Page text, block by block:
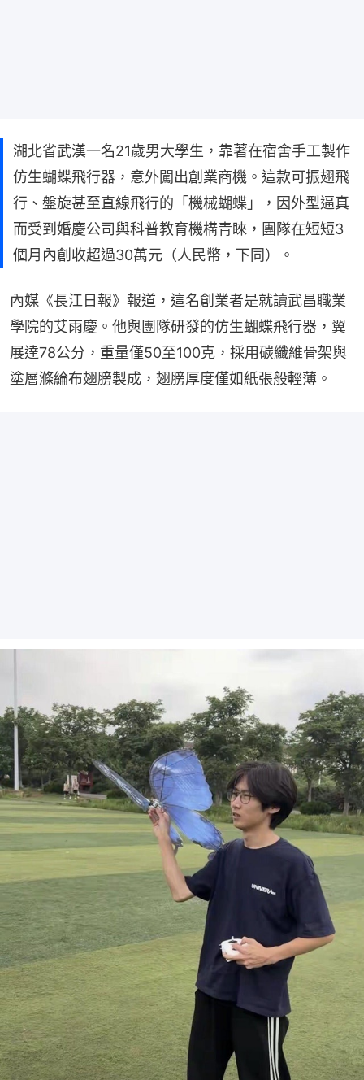
湖北省武漢一名21歲男大學生，靠著在宿舍手工製作
仿生蝴蝶飛行器，意外闖出創業商機。這款可振翅飛
行、盤旋甚至直線飛行的「機械蝴蝶」，因外型逼真
而受到婚慶公司與科普教育機構青睞，團隊在短短3
個月內創收超過30萬元（人民幣，下同）。
內媒《長江日報》報道，這名創業者是就讀武昌職業
學院的艾雨慶。他與團隊研發的仿生蝴蝶飛行器，翼
展達78公分，重量僅50至100克，採用碳纖維骨架與
塗層滌綸布翅膀製成，翅膀厚度僅如紙張般輕薄。